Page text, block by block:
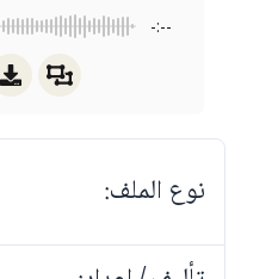
-:--
نوع الملف: